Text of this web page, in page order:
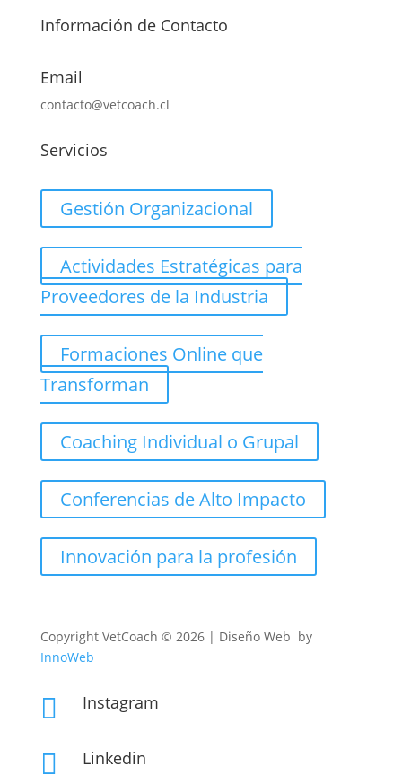
Información de Contacto
Email
contacto@vetcoach.cl
Servicios
Gestión Organizacional
Actividades Estratégicas para
Proveedores de la Industria
Formaciones Online que
Transforman
Coaching Individual o Grupal
Conferencias de Alto Impacto
Innovación para la profesión
CopyrightVetCoach © 2026 | Diseño Web by
InnoWeb
 Instagram
 Linkedin